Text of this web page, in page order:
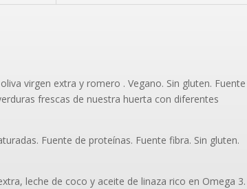
virgen extra y romero . Vegano. Sin gluten. Fuente
frescas de nuestra huerta con diferentes
Fuente de proteínas. Fuente fibra. Sin gluten.
leche de coco y aceite de linaza rico en Omega 3.